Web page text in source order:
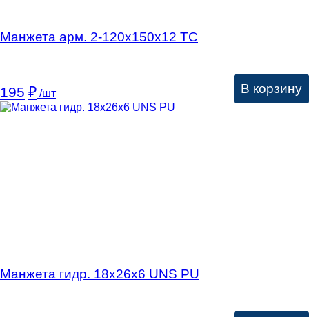
Манжета арм. 2-120х150х12 ТС
195 ₽ /шт В корзину
Манжета гидр. 18х26х6 UNS PU